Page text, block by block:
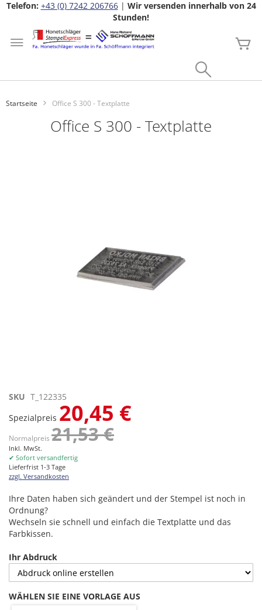
Telefon: +43 (0) 7242 206766| Wir versenden innerhalb von 24
Stunden!
Zum
Inhalt
springen
Startseite Office S 300 - Textplatte
Office S 300 - Textplatte
Zum
der
springen
SKU T_122335
Spezialpreis 20,45 €
Normalpreis 21,53 €
Inkl. MwSt.
✔ Sofort versandfertig
Lieferfrist 1-3 Tage
zzgl. Versandkosten
Ihre Daten haben sich geändert und der Stempel ist noch in
Ordnung?
Wechseln sie schnell und einfach die Textplatte und das
Farbkissen.
Ihr Abdruck
WÄHLEN SIE EINE VORLAGE AUS